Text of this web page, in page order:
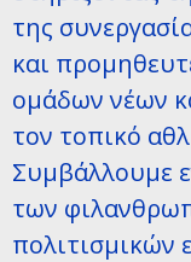
της
και
ομάδων νέων
τον τοπικό
Συμβάλλουμε
των
πολιτισμικών